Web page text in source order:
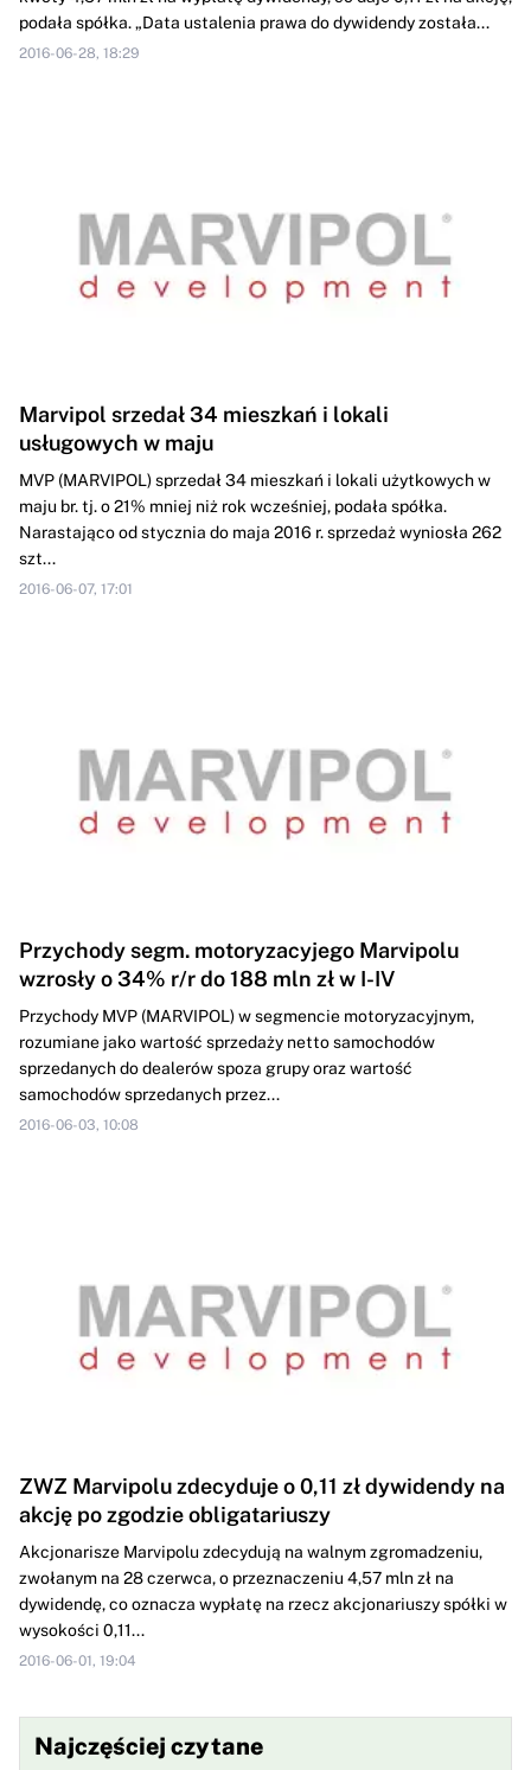
podała spółka. „Data ustalenia prawa do dywidendy została...
2016-06-28, 18:29
Marvipol srzedał 34 mieszkań i lokali
usługowych w maju
MVP (MARVIPOL) sprzedał 34 mieszkań i lokali użytkowych w
maju br. tj. o 21% mniej niż rok wcześniej, podała spółka.
Narastająco od stycznia do maja 2016 r. sprzedaż wyniosła 262
szt...
2016-06-07, 17:01
Przychody segm. motoryzacyjego Marvipolu
wzrosły o 34% r/r do 188 mln zł w I-IV
Przychody MVP (MARVIPOL) w segmencie motoryzacyjnym,
rozumiane jako wartość sprzedaży netto samochodów
sprzedanych do dealerów spoza grupy oraz wartość
samochodów sprzedanych przez...
2016-06-03, 10:08
ZWZ Marvipolu zdecyduje o 0,11 zł dywidendy na
akcję po zgodzie obligatariuszy
Akcjonarisze Marvipolu zdecydują na walnym zgromadzeniu,
zwołanym na 28 czerwca, o przeznaczeniu 4,57 mln zł na
dywidendę, co oznacza wypłatę na rzecz akcjonariuszy spółki w
wysokości 0,11...
2016-06-01, 19:04
Najczęściej czytane